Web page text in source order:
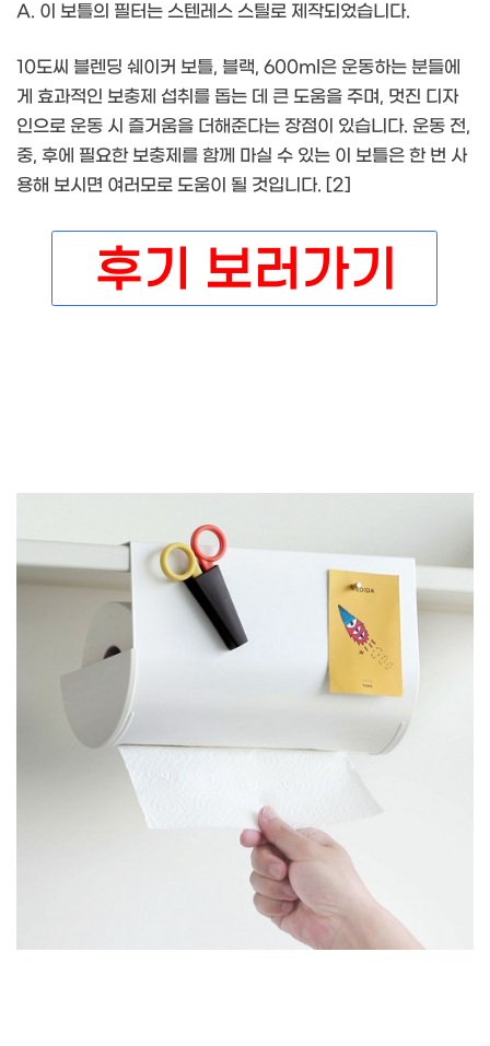
A. 이 보틀의 필터는 스텐레스 스틸로 제작되었습니다.
10도씨 블렌딩 쉐이커 보틀, 블랙, 600ml은 운동하는 분들에
게 효과적인 보충제 섭취를 돕는 데 큰 도움을 주며, 멋진 디자
인으로 운동 시 즐거움을 더해준다는 장점이 있습니다. 운동 전,
중, 후에 필요한 보충제를 함께 마실 수 있는 이 보틀은 한 번 사
용해 보시면 여러모로 도움이 될 것입니다. [2]